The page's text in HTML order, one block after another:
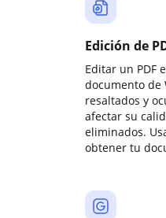
Edición de
Editar un PDF
documento de
resaltados y
afectar su
eliminados.
obtener tu